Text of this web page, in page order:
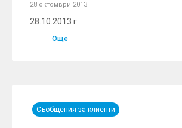
28 октомври 2013
28.10.2013 г.
Още
Съобщения за клиенти